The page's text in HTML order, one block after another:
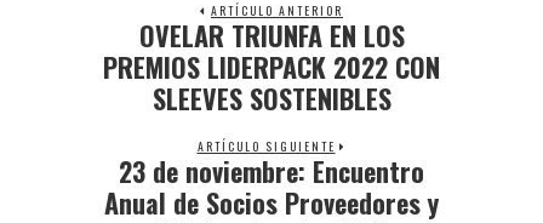
ARTÍCULO ANTERIOR
OVELAR TRIUNFA EN LOS
PREMIOS LIDERPACK 2022 CON
SLEEVES SOSTENIBLES
ARTÍCULO SIGUIENTE
23 de noviembre: Encuentro
Anual de Socios Proveedores y